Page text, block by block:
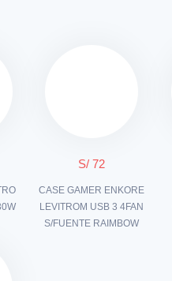
S/ 72
CASE GAMER ENKORE
LEVITROM USB 3 4FAN
S/FUENTE RAIMBOW